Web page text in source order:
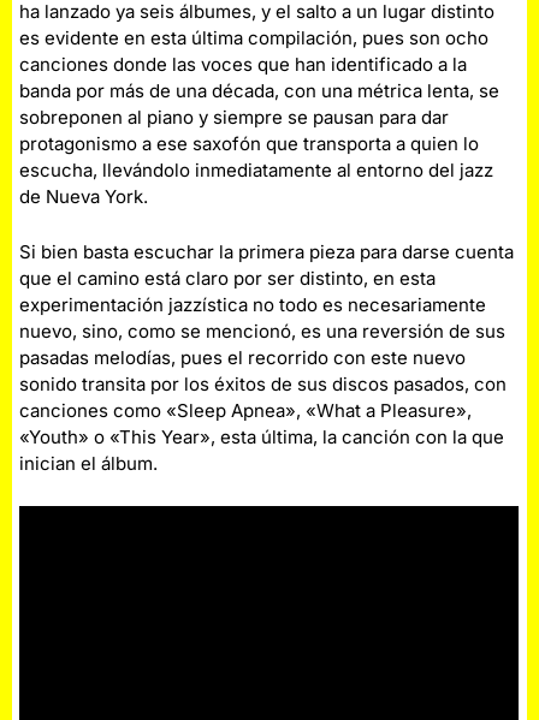
ha lanzado ya seis álbumes, y el salto a un lugar distinto
es evidente en esta última compilación, pues son ocho
canciones donde las voces que han identificado a la
banda por más de una década, con una métrica lenta, se
sobreponen al piano y siempre se pausan para dar
protagonismo a ese saxofón que transporta a quien lo
escucha, llevándolo inmediatamente al entorno del jazz
de Nueva York.
Si bien basta escuchar la primera pieza para darse cuenta
que el camino está claro por ser distinto, en esta
experimentación jazzística no todo es necesariamente
nuevo, sino, como se mencionó, es una reversión de sus
pasadas melodías, pues el recorrido con este nuevo
sonido transita por los éxitos de sus discos pasados, con
canciones como «Sleep Apnea», «What a Pleasure»,
«Youth» o «This Year», esta última, la canción con la que
inician el álbum.